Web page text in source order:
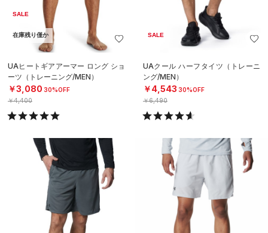
SALE
在庫残り僅か
UAヒートギアアーマー ロング ショ
ーツ（トレーニング/MEN）
￥3,080 30%OFF
￥4,400
SALE
UAクール ハーフタイツ（トレーニ
ング/MEN）
￥4,543 30%OFF
￥6,490